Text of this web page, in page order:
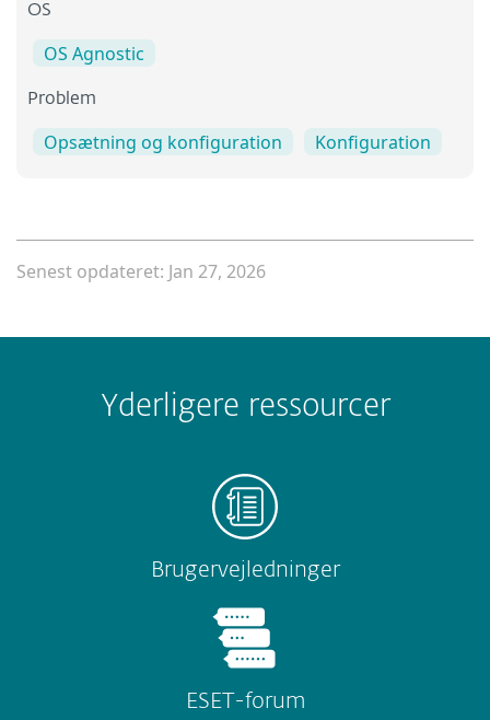
OS
OS Agnostic
Problem
Opsætning og konfiguration Konfiguration
Senest opdateret: Jan 27, 2026
Yderligere ressourcer
Brugervejledninger
ESET-forum